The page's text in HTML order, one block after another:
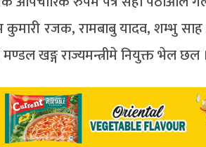
कुमारी रजक, रामबाबु यादव, शम्भु
मण्डल खङ्ग राज्यमन्त्रीमे नियुक्त भेल छल ।